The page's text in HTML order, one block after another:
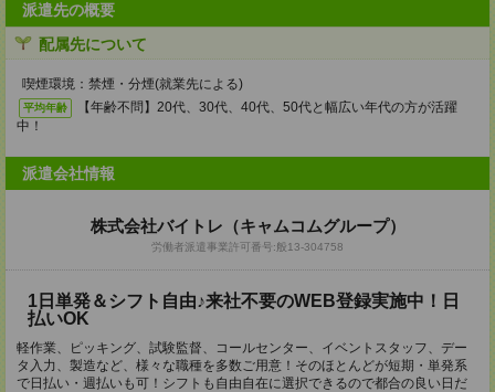
派遣先の概要
配属先について
喫煙環境：禁煙・分煙(就業先による)
平均年齢
【年齢不問】20代、30代、40代、50代と幅広い年代の方が活躍
中！
派遣会社情報
株式会社バイトレ（キャムコムグループ）
労働者派遣事業許可番号:般13-304758
1日単発＆シフト自由♪来社不要のWEB登録実施中！日
払いOK
軽作業、ピッキング、試験監督、コールセンター、イベントスタッフ、デー
タ入力、製造など、様々な職種を多数ご用意！そのほとんどが短期・単発系
で日払い・週払いも可！シフトも自由自在に選択できるので都合の良い日だ